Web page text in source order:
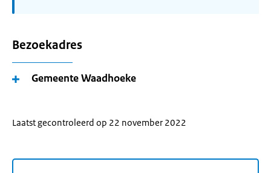
Bezoekadres
Gemeente Waadhoeke
Laatst gecontroleerd op 22 november 2022